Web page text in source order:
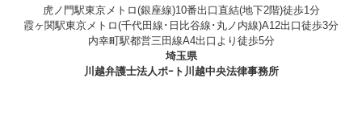
虎ノ門駅東京メトロ(銀座線)10番出口直結(地下2階)徒歩1分
霞ヶ関駅東京メトロ(千代田線･日比谷線･丸ノ内線)A12出口徒歩3分
内幸町駅都営三田線A4出口より徒歩5分
埼玉県
川越弁護士法人ポｰト川越中央法律事務所